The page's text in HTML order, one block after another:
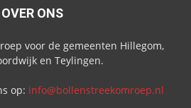
OVER ONS
voor de gemeenten Hillegom,
en Teylingen.
op: info@bollenstreekomroep.nl